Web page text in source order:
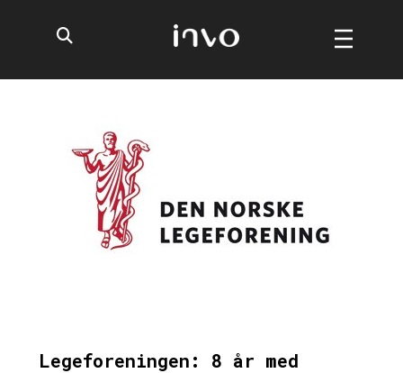
Legeforeningen: 8 år med